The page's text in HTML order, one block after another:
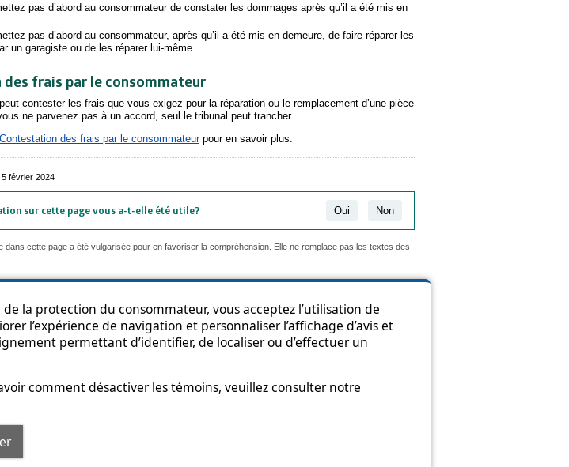
la protection du consommateur, vous acceptez l’utilisation de
l’expérience de navigation et personnaliser l’affichage d’avis et
permettant d’identifier, de localiser ou d’effectuer un
comment désactiver les témoins, veuillez consulter notre
une nouvelle fenêtre
pas d’abord au consommateur de constater les dommages après qu’il a été mis en
pas d’abord au consommateur, après qu’il a été mis en demeure, de faire réparer les
un garagiste ou de les réparer lui-même.
frais par le consommateur
contester les frais que vous exigez pour la réparation ou le remplacement d’une pièce
ne parvenez pas à un accord, seul le tribunal peut trancher.
Contestation des frais par le consommateurpour en savoir plus.
février 2024
sur cette page vous a-t-elle été utile? Oui Non
dans cette page a été vulgarisée pour en favoriser la compréhension. Elle ne remplace pas les textes des
de confidentialité Diffusion de l'information
du Québec, 2013-2025